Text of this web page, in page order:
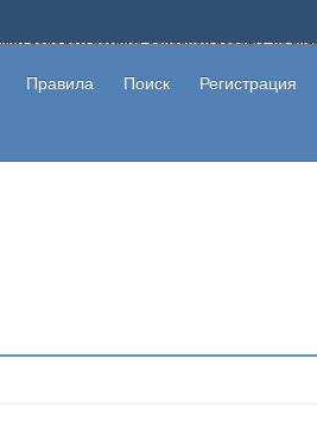
доходом помимо основной работы, не
попались на развод. Вы сможете начать
не заставит себя долго ждать.
Правила Поиск Регистрация